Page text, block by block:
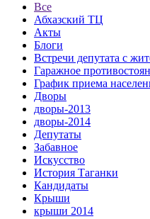
Все
Абхазский ТЦ
Акты
Блоги
Встречи депутата с
Гаражное
График приема
Дворы
дворы-2013
дворы-2014
Депутаты
Забавное
Искусство
История Таганки
Кандидаты
Крыши
крыши 2014